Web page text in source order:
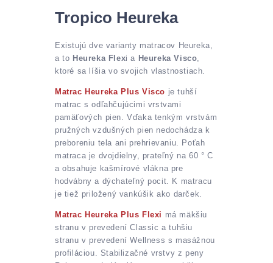
Tropico Heureka
Existujú dve varianty matracov Heureka,
a to Heureka Flexi a Heureka Visco,
ktoré sa líšia vo svojich vlastnostiach.
Matrac Heureka Plus Visco je tuhší
matrac s odľahčujúcimi vrstvami
pamäťových pien. Vďaka tenkým vrstvám
pružných vzdušných pien nedochádza k
preboreniu tela ani prehrievaniu. Poťah
matraca je dvojdielny, prateľný na 60 ° C
a obsahuje kašmírové vlákna pre
hodvábny a dýchateľný pocit. K matracu
je tiež priložený vankúšik ako darček.
Matrac Heureka Plus Flexi má mäkšiu
stranu v prevedení Classic a tuhšiu
stranu v prevedení Wellness s masážnou
profiláciou. Stabilizačné vrstvy z peny